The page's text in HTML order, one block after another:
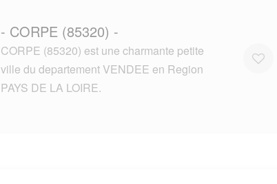
- CORPE (85320) -
CORPE (85320) est une charmante petite
ville du departement VENDEE en Region
PAYS DE LA LOIRE.